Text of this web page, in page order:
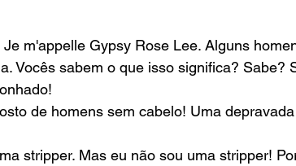
m'appelle Gypsy Rose Lee. Alguns
Vocês sabem o que isso significa? Sabe?
de homens sem cabelo! Uma
stripper. Mas eu não sou uma stripper!